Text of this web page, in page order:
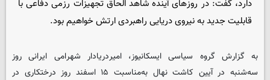
دارد، گفت: در روزهای آینده شاهد الحاق تجهیزات رزمی دفاعی با
قابلیت جدید به نیروی دریایی راهبردی ارتش خواهیم بود.
به گزارش گروه سیاسی ایسکانیوز، امیردریادار شهرامی ایرانی روز
سه‌شنبه در آیین کاشت نهال به‌مناسبت ۱۵ اسفند روز درختکاری در